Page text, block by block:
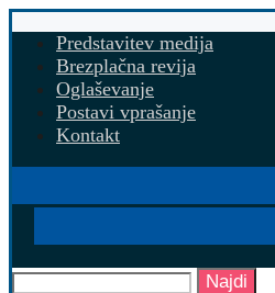
Predstavitev medija
Brezplačna revija
Oglaševanje
Postavi vprašanje
Kontakt
Najdi